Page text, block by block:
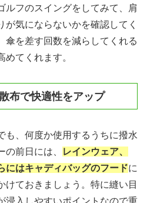
ルフのスイングをしてみて、肩
が気にならないかを確認してく
傘を差す回数を減らしてくれる
てくれます。
布で快適性をアップ
も、何度か使用するうちに撥水
前日には、
レインウェア、
にはキャディバッグのフードに
けておきましょう。特に縫い目
浸入しやすいポイントなので重